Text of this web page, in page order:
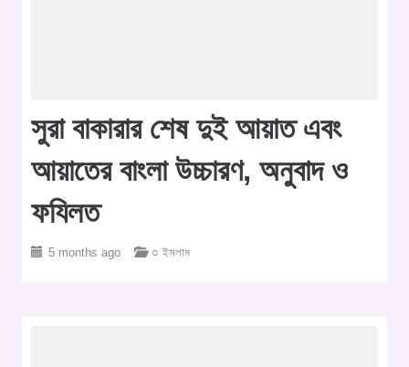
সুরা বাকারার শেষ দুই আয়াত এবং
আয়াতের বাংলা উচ্চারণ, অনুবাদ ও
ফযিলত
5 months ago ○ ইসলাম